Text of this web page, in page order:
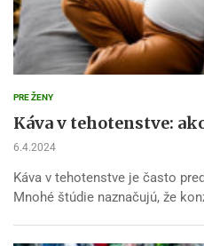
PRE ŽENY
Káva v tehotenstve:
6.4.2024
Káva v tehotenstve je často
Mnohé štúdie naznačujú, že